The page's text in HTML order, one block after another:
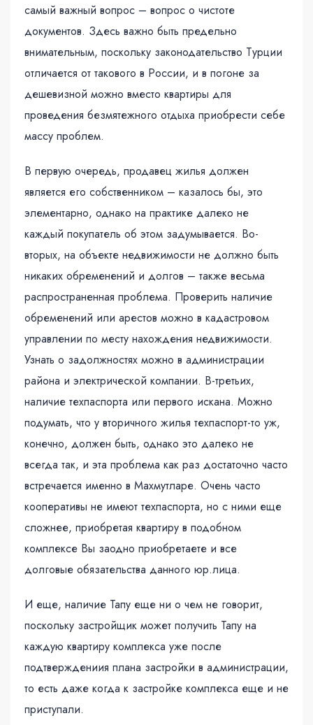
самый важный вопрос – вопрос о чистоте
документов. Здесь важно быть предельно
внимательным, поскольку законодательство Турции
отличается от такового в России, и в погоне за
дешевизной можно вместо квартиры для
проведения безмятежного отдыха приобрести себе
массу проблем.
В первую очередь, продавец жилья должен
является его собственником – казалось бы, это
элементарно, однако на практике далеко не
каждый покупатель об этом задумывается. Во-
вторых, на объекте недвижимости не должно быть
никаких обременений и долгов – также весьма
распространенная проблема. Проверить наличие
обременений или арестов можно в кадастровом
управлении по месту нахождения недвижимости.
Узнать о задолжностях можно в администрации
района и электрической компании. В-третьих,
наличие техпаспорта или первого искана. Можно
подумать, что у вторичного жилья техпаспорт-то уж,
конечно, должен быть, однако это далеко не
всегда так, и эта проблема как раз достаточно часто
встречается именно в Махмутларе. Очень часто
кооперативы не имеют техпаспорта, но с ними еще
сложнее, приобретая квартиру в подобном
комплексе Вы заодно приобретаете и все
долговые обязательства данного юр.лица.
И еще, наличие Тапу еще ни о чем не говорит,
поскольку застройщик может получить Тапу на
каждую квартиру комплекса уже после
подтверждениия плана застройки в администрации,
то есть даже когда к застройке комплекса еще и не
приступали.